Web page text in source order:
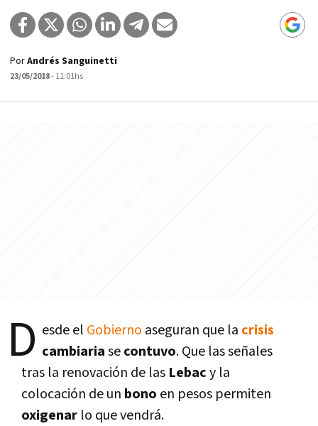
PorAndrés Sanguinetti
23/05/2018- 11:01hs
D esde el Gobierno aseguran que la crisis
cambiariasecontuvo. Que las señales
tras la renovación de las Lebacy la
colocación de un bono en pesos permiten
oxigenar lo que vendrá.